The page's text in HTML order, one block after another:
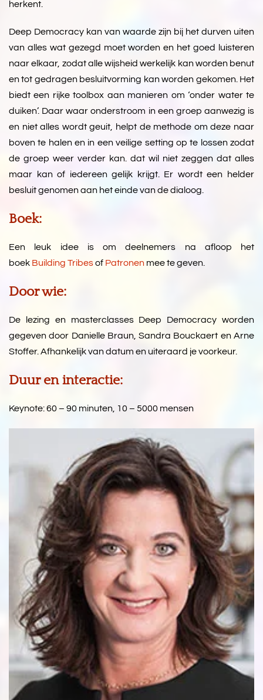
herkent.
Deep Democracy kan van waarde zijn bij het durven uiten
van alles wat gezegd moet worden en het goed luisteren
naar elkaar, zodat alle wijsheid werkelijk kan worden benut
en tot gedragen besluitvorming kan worden gekomen. Het
biedt een rijke toolbox aan manieren om ‘onder water te
duiken’. Daar waar onderstroom in een groep aanwezig is
en niet alles wordt geuit, helpt de methode om deze naar
boven te halen en in een veilige setting op te lossen zodat
de groep weer verder kan. dat wil niet zeggen dat alles
maar kan of iedereen gelijk krijgt. Er wordt een helder
besluit genomen aan het einde van de dialoog.
Boek:
Een leuk idee is om deelnemers na afloop het
boek Building Tribesof Patronen mee te geven.
Door wie:
De lezing en masterclasses Deep Democracy worden
gegeven door Danielle Braun, Sandra Bouckaert en Arne
Stoffer. Afhankelijk van datum en uiteraard je voorkeur.
Duur en interactie:
Keynote: 60 – 90 minuten, 10 – 5000 mensen